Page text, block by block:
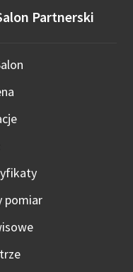
Partnerski
pomiar